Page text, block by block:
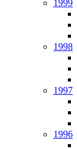
1999
1998
1997
1996